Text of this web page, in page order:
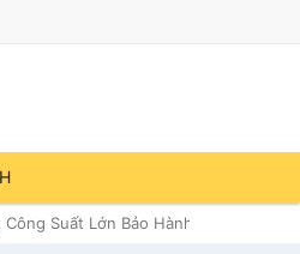
Suất Lớn Bảo Hành 12 Tháng